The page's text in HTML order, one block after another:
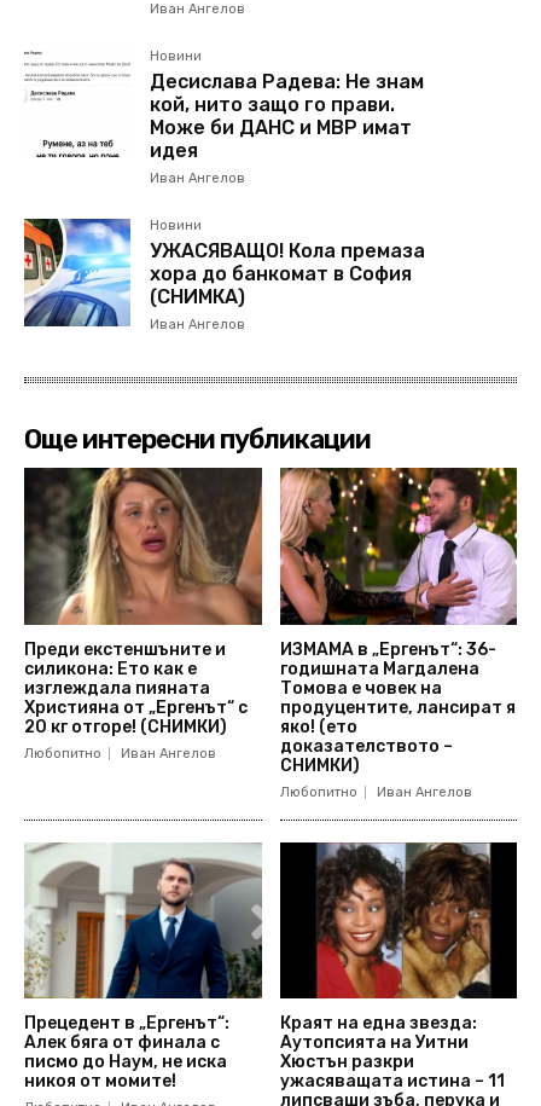
Иван Ангелов
Новини
Десислава Радева: Не знам
кой, нито защо го прави.
Може би ДАНС и МВР имат
идея
Иван Ангелов
Новини
УЖАСЯВАЩО! Кола премаза
хора до банкомат в София
(СНИМКА)
Иван Ангелов
Още интересни публикации
Преди екстеншъните и
силикона: Ето как е
изглеждала пияната
Християна от „Ергенът“ с
20 кг отгоре! (СНИМКИ)
Любопитно Иван Ангелов
ИЗМАМА в „Ергенът“: 36-
годишната Магдалена
Томова е човек на
продуцентите, лансират я
яко! (ето
доказателството –
СНИМКИ)
Любопитно Иван Ангелов
Прецедент в „Ергенът“:
Алек бяга от финала с
писмо до Наум, не иска
никоя от момите!
Краят на една звезда:
Аутопсията на Уитни
Хюстън разкри
ужасяващата истина – 11
липсващи зъба, перука и